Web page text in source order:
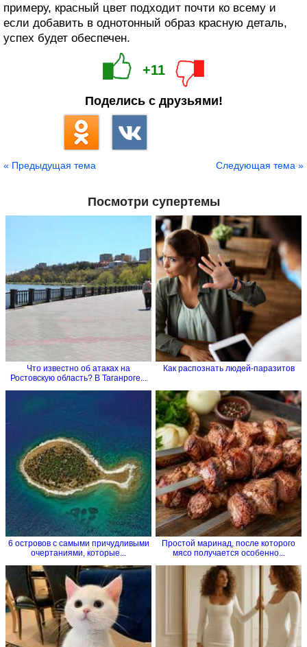
примеру, красный цвет подходит почти ко всему и
если добавить в однотонный образ красную деталь,
успех будет обеспечен.
+11
Поделись с друзьями!
« Предыдущая тема Следующая тема »
Посмотри супертемы
Что известно об атаках на
Ростовскую область? В Таганроге...
Как распознать людей-паразитов
6 островов с самыми причудливыми
очертаниями, которые...
Простой маринад, после которого
мясо получается особенно...